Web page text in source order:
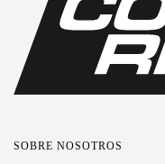
SOBRE NOSOTROS